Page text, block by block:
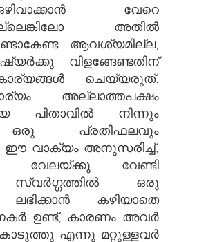
വേറെ
അതിൽ
ആവശ്യമില്ല,
വിളങ്ങേണ്ടതിന്
ചെയ്യരുത്.
അല്ലാത്തപക്ഷം
പിതാവിൽ നിന്നും
ഒരു പ്രതിഫലവും
ഈ വാക്യം അനുസരിച്ച്,
വേലയ്ക്കു വേണ്ടി
സ്വർഗ്ഗത്തിൽ ഒരു
കഴിയാതെ
ഉണ്ട്, കാരണം അവർ
എന്നു മറ്റുള്ളവർ